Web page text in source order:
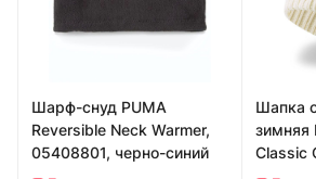
Шарф-снуд PUMA
Reversible Neck Warmer,
05408801, черно-синий
Шапка
зимняя
Classic